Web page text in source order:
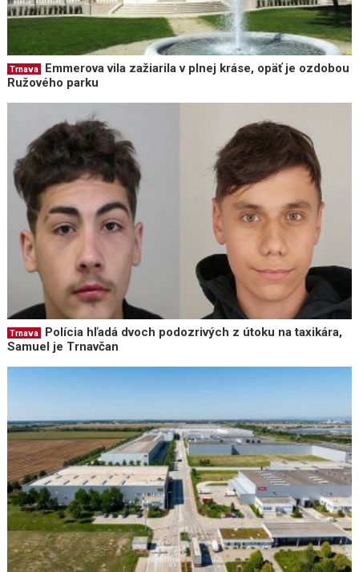
Trnava
Emmerova vila zažiarila v plnej kráse, opäť je ozdobou
Ružového parku
Trnava
Polícia hľadá dvoch podozrivých z útoku na taxikára,
Samuel je Trnavčan